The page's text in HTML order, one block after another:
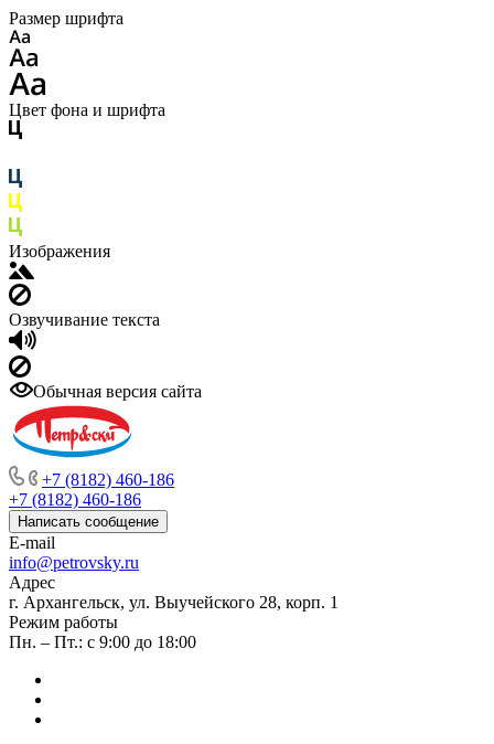
Размер шрифта
Цвет фона и шрифта
Изображения
Озвучивание текста
Обычная версия сайта
+7 (8182) 460-186
+7 (8182) 460-186
Написать сообщение
E-mail
info@petrovsky.ru
Адрес
г. Архангельск, ул. Выучейского 28, корп. 1
Режим работы
Пн. – Пт.: с 9:00 до 18:00